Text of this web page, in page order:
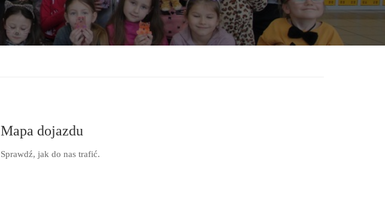
Mapa dojazdu
Sprawdź, jak do nas trafić.